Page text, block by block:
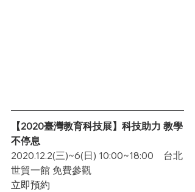
【2020臺灣教育科技展】科技助力 教學
不停息
2020.12.2(三)~6(日) 10:00~18:00    台北
世貿一館 免費參觀
立即預約